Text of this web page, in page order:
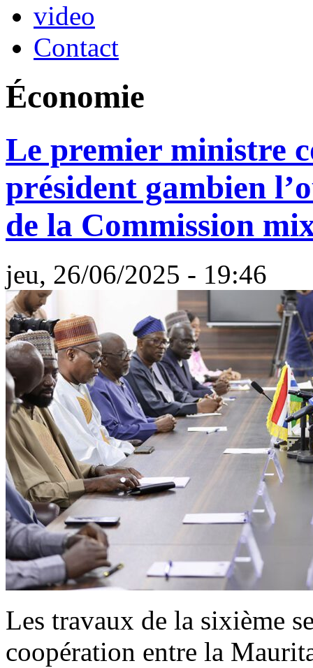
video
Contact
Économie
Le premier ministre
président gambien
de la Commission
jeu, 26/06/2025 - 19:46
Les travaux de la sixième
coopération entre la